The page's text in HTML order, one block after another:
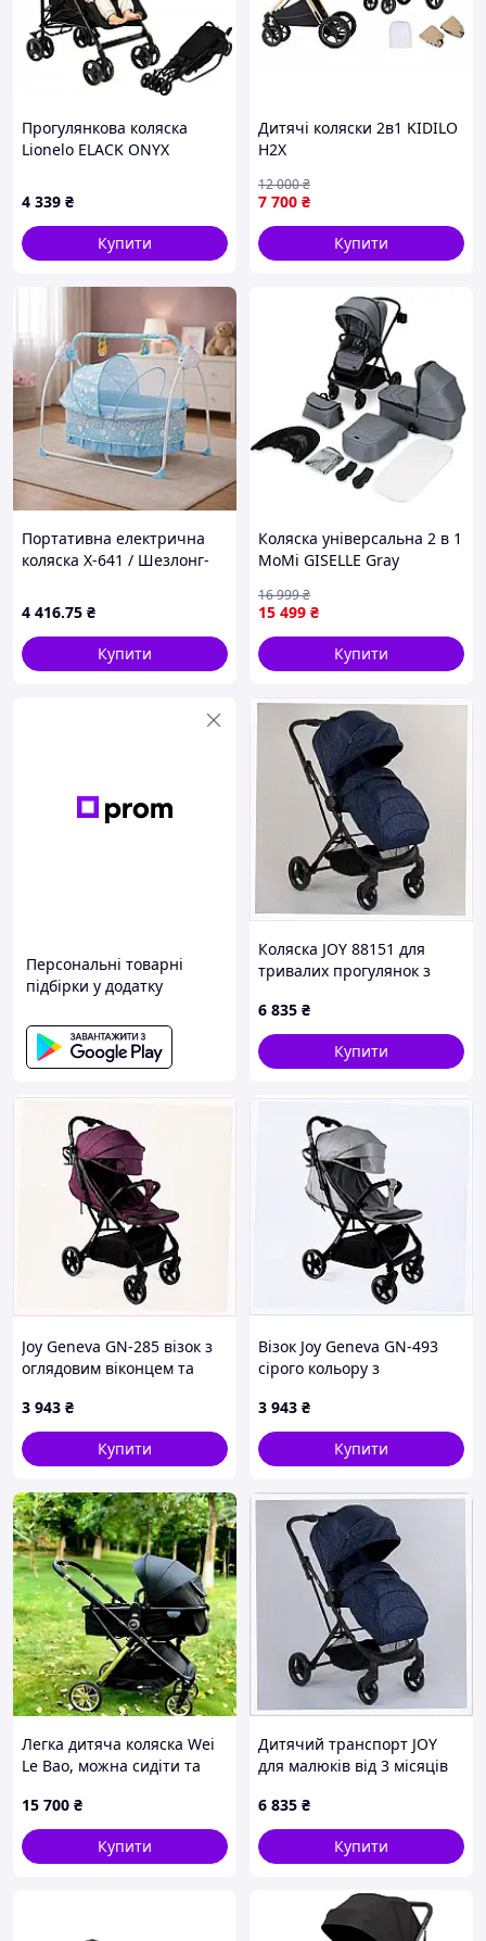
Прогулянкова коляска
Lionelo ELACK ONYX
4 339 ₴
Купити
Дитячі коляски 2в1 KIDILO
H2X
7 700 ₴
12 000₴
Купити
Портативна електрична
коляска X-641 / Шезлонг-
гойдалка для малюків
Блакитна
4 416.75 ₴
Купити
Коляска універсальна 2 в 1
MoMi GISELLE Gray
15 499 ₴
16 999₴
Купити
Персональні товарні
підбірки у додатку
Коляска JOY 88151 для
тривалих прогулянок з
6 835 ₴
Купити
Joy Geneva GN-285 візок з
оглядовим віконцем та
3 943 ₴
Купити
Візок Joy Geneva GN-493
сірого кольору з
8K9K506B25
3 943 ₴
Купити
Легка дитяча коляска Wei
Le Bao, можна сидіти та
дітей, малюків,
ультралегка, складана, для
новонароджених,
15 700 ₴
Купити
Дитячий транспорт JOY
для малюків від 3 місяців
6 835 ₴
Купити